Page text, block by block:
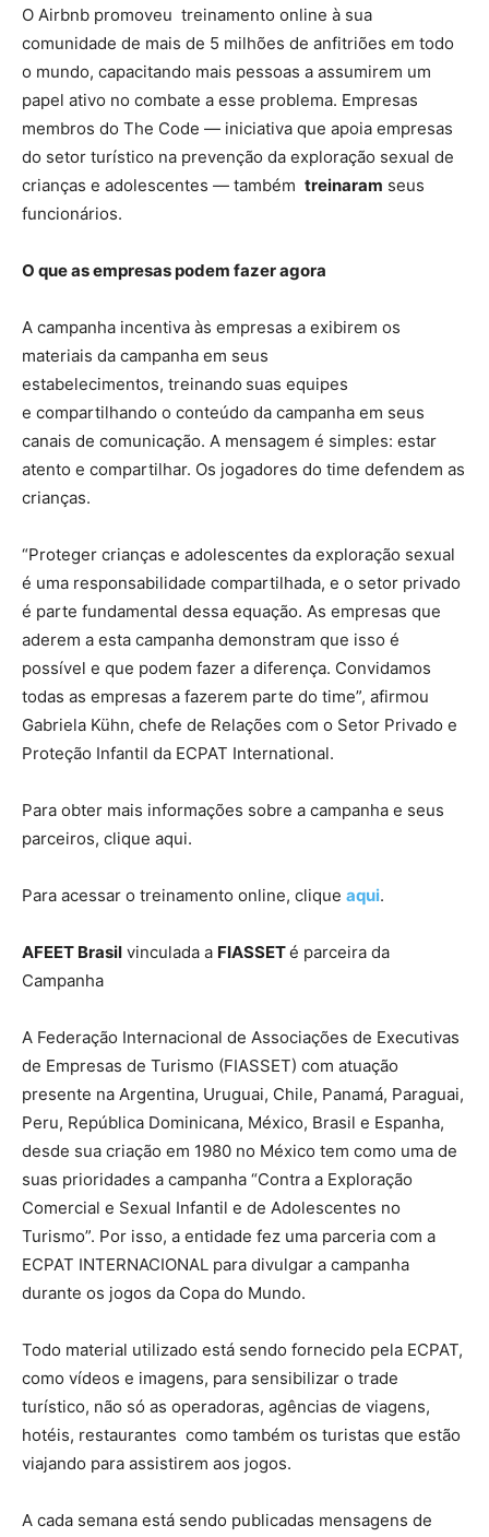
O Airbnb promoveu treinamento online à sua
comunidade de mais de 5 milhões de anfitriões em todo
o mundo, capacitando mais pessoas a assumirem um
papel ativo no combate a esse problema. Empresas
membros do The Code — iniciativa que apoia empresas
do setor turístico na prevenção da exploração sexual de
crianças e adolescentes — também treinaram seus
funcionários.
O que as empresas podem fazer agora
A campanha incentiva às empresas a exibirem os
materiais da campanha em seus
estabelecimentos, treinando suas equipes
e compartilhando o conteúdo da campanha em seus
canais de comunicação. A mensagem é simples: estar
atento e compartilhar. Os jogadores do time defendem as
crianças.
“Proteger crianças e adolescentes da exploração sexual
é uma responsabilidade compartilhada, e o setor privado
é parte fundamental dessa equação. As empresas que
aderem a esta campanha demonstram que isso é
possível e que podem fazer a diferença. Convidamos
todas as empresas a fazerem parte do time”, afirmou
Gabriela Kühn, chefe de Relações com o Setor Privado e
Proteção Infantil da ECPAT International.
Para obter mais informações sobre a campanha e seus
parceiros, clique aqui.
Para acessar o treinamento online, clique aqui.
AFEET Brasil vinculada a FIASSETé parceira da
Campanha
A Federação Internacional de Associações de Executivas
de Empresas de Turismo (FIASSET) com atuação
presente na Argentina, Uruguai, Chile, Panamá, Paraguai,
Peru, República Dominicana, México, Brasil e Espanha,
desde sua criação em 1980 no México tem como uma de
suas prioridades a campanha “Contra a Exploração
Comercial e Sexual Infantil e de Adolescentes no
Turismo”. Por isso, a entidade fez uma parceria com a
ECPAT INTERNACIONAL para divulgar a campanha
durante os jogos da Copa do Mundo.
Todo material utilizado está sendo fornecido pela ECPAT,
como vídeos e imagens, para sensibilizar o trade
turístico, não só as operadoras, agências de viagens,
hotéis, restaurantes como também os turistas que estão
viajando para assistirem aos jogos.
A cada semana está sendo publicadas mensagens de